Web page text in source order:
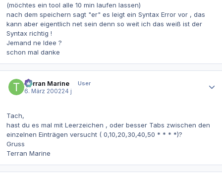
(möchtes ein tool alle 10 min laufen lassen)
nach dem speichern sagt "er" es leigt ein Syntax Error vor , das
kann aber eigentlich net sein denn so weit ich das weiß ist der
Syntax richtig !
Jemand ne Idee ?
schon mal danke
Terran Marine
User
6. März 200224 j
Tach,
hast du es mal mit Leerzeichen , oder besser Tabs zwischen den
einzelnen Einträgen versucht ( 0,10,20,30,40,50 * * * *)?
Gruss
Terran Marine